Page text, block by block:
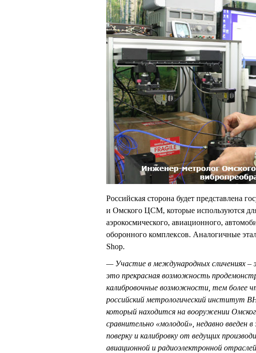
Российская сторона будет
и Омского ЦСМ, которые используются
аэрокосмического, авиационного,
оборонного комплексов. Аналогичные
Shop.
— Участие в международных сличениях
это прекрасная возможность
калибровочные возможности, тем более
российский метрологический институт
который находится на вооружении
сравнительно «молодой», недавно
поверку и калибровку от ведущих
авиационной и радиоэлектронной